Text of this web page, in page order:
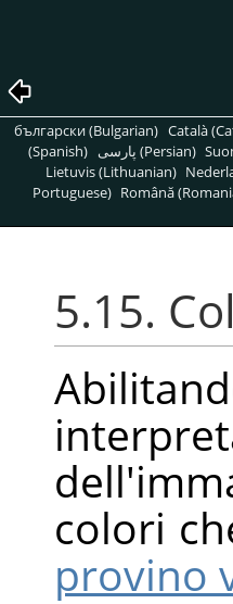
български (Bulgarian) Català
(Spanish)
پارسی (Persian)
Lietuvis (Lithuanian)
Portuguese) Română
5.15.
colori
provino